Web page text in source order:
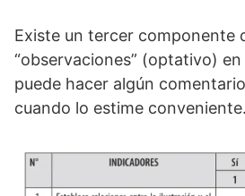
Existe un tercer componente
“observaciones” (optativo)
puede hacer algún
cuando lo estime conveniente.